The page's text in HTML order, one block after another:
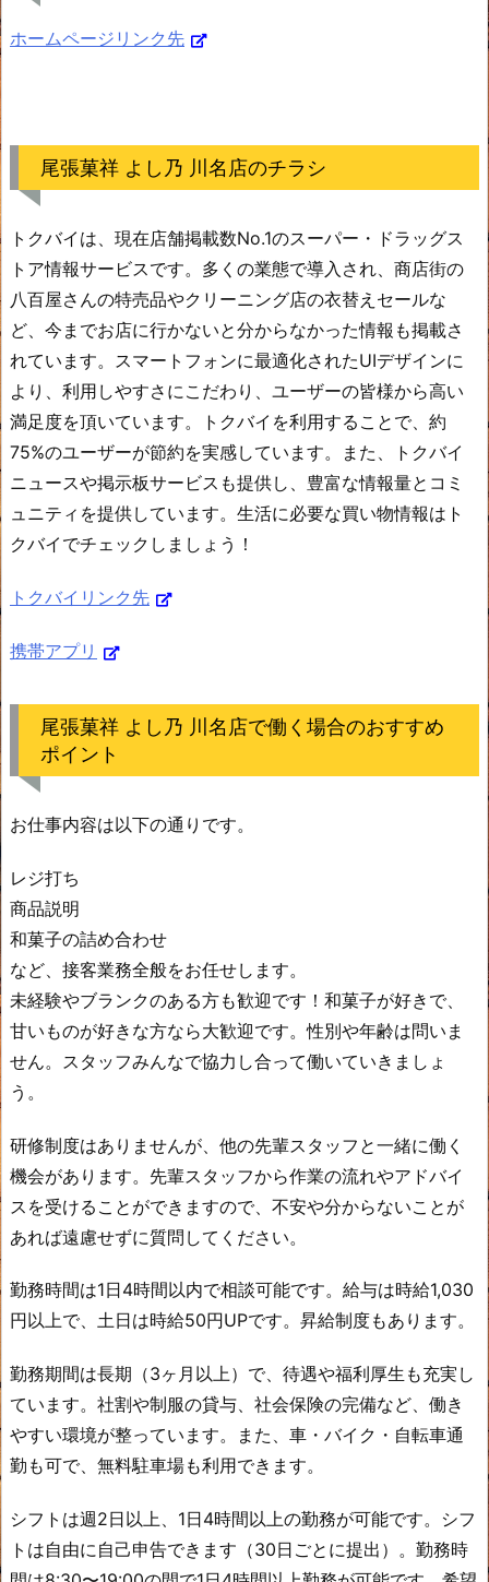
ホームページリンク先
尾張菓祥 よし乃 川名店のチラシ
トクバイは、現在店舗掲載数No.1のスーパー・ドラッグス
トア情報サービスです。多くの業態で導入され、商店街の
八百屋さんの特売品やクリーニング店の衣替えセールな
ど、今までお店に行かないと分からなかった情報も掲載さ
れています。スマートフォンに最適化されたUIデザインに
より、利用しやすさにこだわり、ユーザーの皆様から高い
満足度を頂いています。トクバイを利用することで、約
75%のユーザーが節約を実感しています。また、トクバイ
ニュースや掲示板サービスも提供し、豊富な情報量とコミ
ュニティを提供しています。生活に必要な買い物情報はト
クバイでチェックしましょう！
トクバイリンク先
携帯アプリ
尾張菓祥 よし乃 川名店で働く場合のおすすめ
ポイント
お仕事内容は以下の通りです。
レジ打ち
商品説明
和菓子の詰め合わせ
など、接客業務全般をお任せします。
未経験やブランクのある方も歓迎です！和菓子が好きで、
甘いものが好きな方なら大歓迎です。性別や年齢は問いま
せん。スタッフみんなで協力し合って働いていきましょ
う。
研修制度はありませんが、他の先輩スタッフと一緒に働く
機会があります。先輩スタッフから作業の流れやアドバイ
スを受けることができますので、不安や分からないことが
あれば遠慮せずに質問してください。
勤務時間は1日4時間以内で相談可能です。給与は時給1,030
円以上で、土日は時給50円UPです。昇給制度もあります。
勤務期間は長期（3ヶ月以上）で、待遇や福利厚生も充実し
ています。社割や制服の貸与、社会保険の完備など、働き
やすい環境が整っています。また、車・バイク・自転車通
勤も可で、無料駐車場も利用できます。
シフトは週2日以上、1日4時間以上の勤務が可能です。シフ
トは自由に自己申告できます（30日ごとに提出）。勤務時